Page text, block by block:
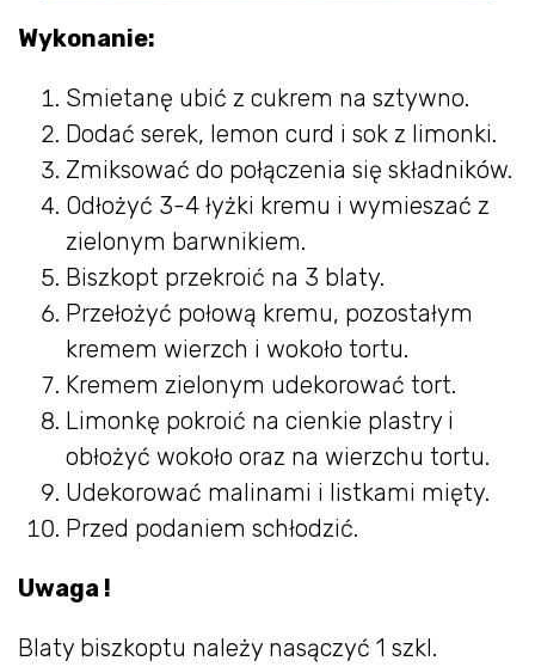
Wykonanie:
Smietanę ubić z cukrem na sztywno.
Dodać serek, lemon curd i sok z limonki.
Zmiksować do połączenia się składników.
Odłożyć 3-4 łyżki kremu i wymieszać z
zielonym barwnikiem.
Biszkopt przekroić na 3 blaty.
Przełożyć połową kremu, pozostałym
kremem wierzch i wokoło tortu.
Kremem zielonym udekorować tort.
Limonkę pokroić na cienkie plastry i
obłożyć wokoło oraz na wierzchu tortu.
Udekorować malinami i listkami mięty.
Przed podaniem schłodzić.
Uwaga !
Blaty biszkoptu należy nasączyć 1 szkl.